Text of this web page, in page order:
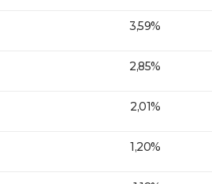
3,59%
2,85%
2,01%
1,20%